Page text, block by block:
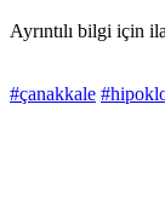
Ayrıntılı bilgi için
#çanakkale